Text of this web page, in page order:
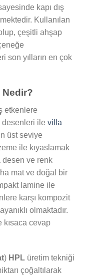
kapı dış
Kullanılan
çeşitli ahşap
son yılların en çok
Nedir?
etkenlere
desenleri ile villa
üst seviye
ile kıyaslamak
desen ve renk
mat ve doğal bir
lamine ile
karşı kompozit
olmaktadır.
kısaca cevap
) HPL üretim tekniği
çoğaltılarak